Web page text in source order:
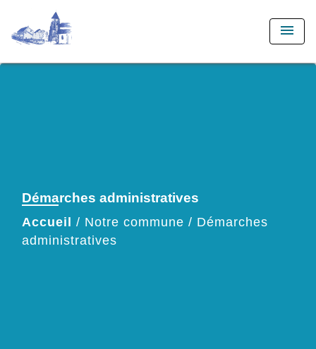
menu
Démarches administratives
Accueil / Notre commune / Démarches
administratives